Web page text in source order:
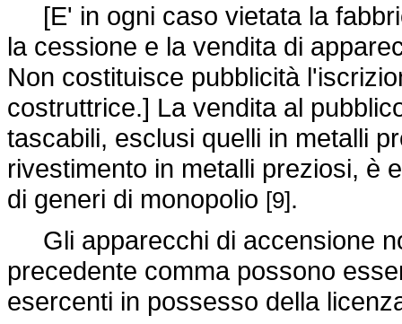
[E' in ogni caso vietata la
la cessione e la vendita di
Non costituisce pubblicità
costruttrice.] La vendita al
tascabili, esclusi quelli in metalli
rivestimento in metalli preziosi, è
di generi di monopolio [9].
Gli apparecchi di accensione
precedente comma possono
esercenti in possesso della